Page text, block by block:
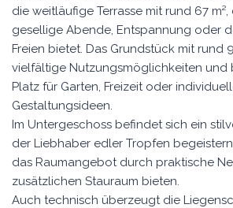
die weitläufige Terrasse mit rund 67
gesellige Abende, Entspannung oder
Freien bietet. Das Grundstück mit rund
vielfältige Nutzungsmöglichkeiten und
Platz für Garten, Freizeit oder
Gestaltungsideen.
Im Untergeschoss befindet sich ein
der Liebhaber edler Tropfen
das Raumangebot durch praktische
zusätzlichen Stauraum bieten.
Auch technisch überzeugt die